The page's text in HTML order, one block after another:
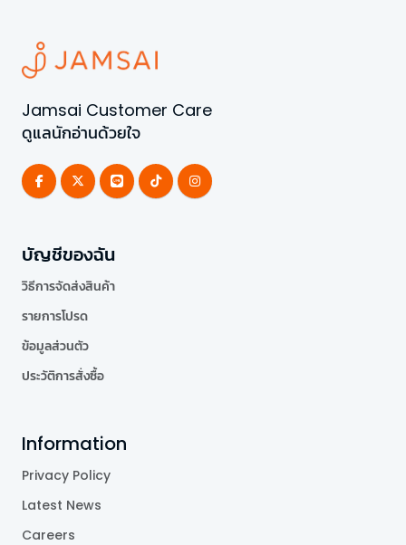
Jamsai Customer Care
ดูแลนักอ่านด้วยใจ
บัญชีของฉัน
วิธีการจัดส่งสินค้า
รายการโปรด
ข้อมูลส่วนตัว
ประวัติการสั่งซื้อ
Information
Privacy Policy
Latest News
Careers